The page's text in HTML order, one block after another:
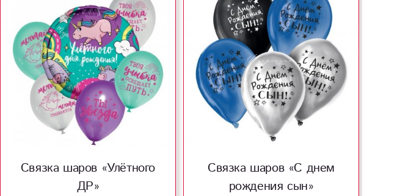
Связка шаров «Улётного
ДР»
Связка шаров «С днем
рождения сын»